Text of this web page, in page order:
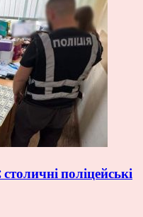
поліцейські